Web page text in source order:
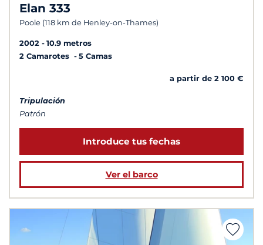
Elan 333
Poole (118 km de Henley-on-Thames)
2002
10.9 metros
2 Camarotes
5 Camas
a partir de 2 100 €
Tripulación
Patrón
Introduce tus fechas
Ver el barco